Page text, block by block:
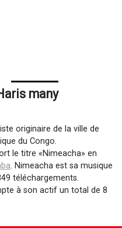
many
originaire de la ville de
du Congo.
le titre Nimeacha
en
. Nimeacha est sa musique
téléchargements.
à son actif un total de 8